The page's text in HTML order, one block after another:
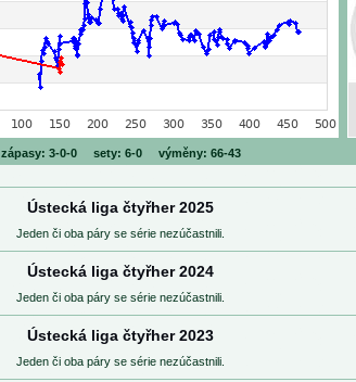
zápasy: 3-0-0 sety: 6-0 výměny: 66-43
Ústecká liga čtyřher 2025
Jeden či oba páry se série nezúčastnili.
Ústecká liga čtyřher 2024
Jeden či oba páry se série nezúčastnili.
Ústecká liga čtyřher 2023
Jeden či oba páry se série nezúčastnili.